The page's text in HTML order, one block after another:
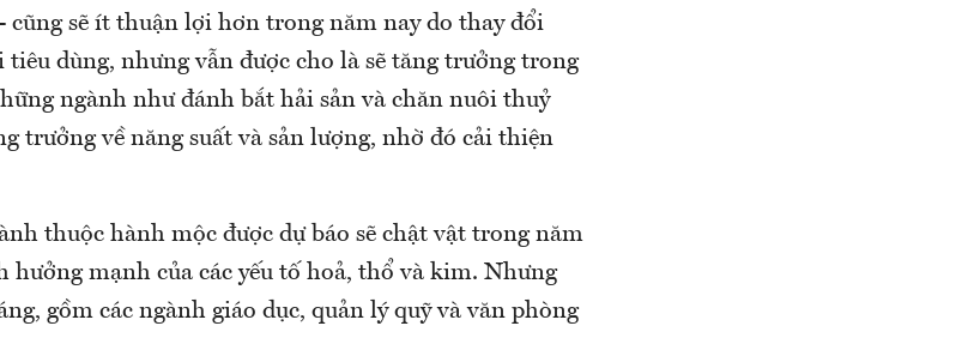
cũng sẽ ít thuận lợi hơn trong năm nay do thay đổi
tiêu dùng, nhưng vẫn được cho là sẽ tăng trưởng trong
ngành như đánh bắt hải sản và chăn nuôi thuỷ
trưởng về năng suất và sản lượng, nhờ đó cải thiện
thuộc hành mộc được dự báo sẽ chật vật trong năm
hưởng mạnh của các yếu tố hoả, thổ và kim. Nhưng
gồm các ngành giáo dục, quản lý quỹ và văn phòng